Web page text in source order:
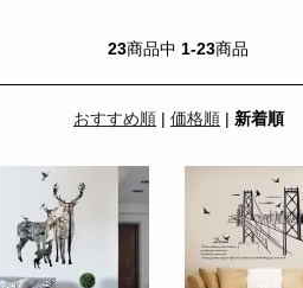
23商品中 1-23商品
おすすめ順 | 価格順 | 新着順